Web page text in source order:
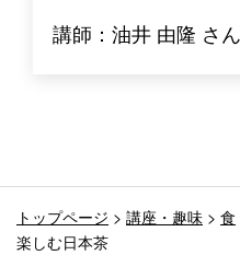
講師：油井 由隆 さん
トップページ > 講座・趣味 > 食
楽しむ日本茶